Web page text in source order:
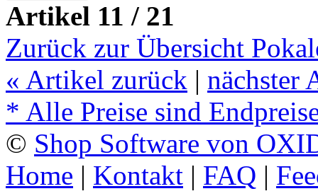
Artikel 11 / 21
Zurück zur Übersicht
« Artikel zurück | nächster
* Alle Preise sind
© Shop Software von
Home | Kontakt | FAQ |